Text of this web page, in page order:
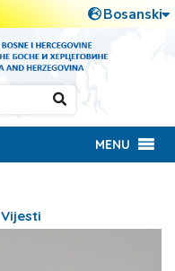
MENU
Vijesti